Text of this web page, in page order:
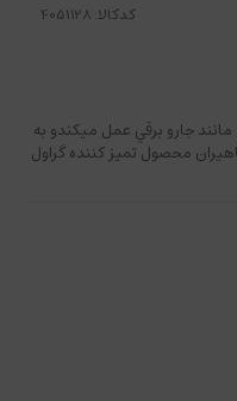
کدکالا:
جارو برقي عمل ميكندو به
محصول تمیز کننده گراول